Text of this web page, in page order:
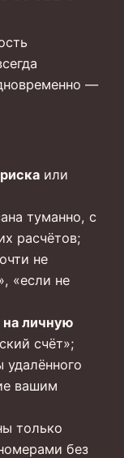
—
или
туманно, с
расчётов;
не
«если не
на личную
счёт»;
вашим
только
без